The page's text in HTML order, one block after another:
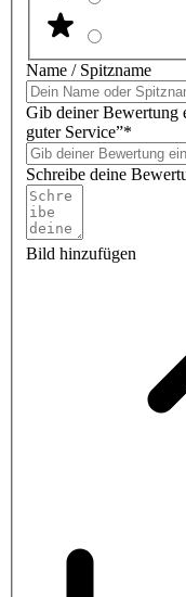
Name / Spitzname
Gib deiner Bewertung
guter Service”*
Schreibe deine
Bild hinzufügen